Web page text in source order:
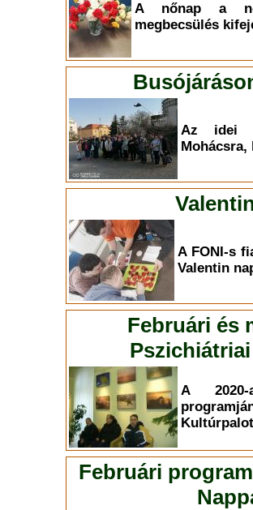
A nőnap a
megbecsülés
Az idei
Mohácsra,
A FONI-s
Valentin
Februári és
A
Februári